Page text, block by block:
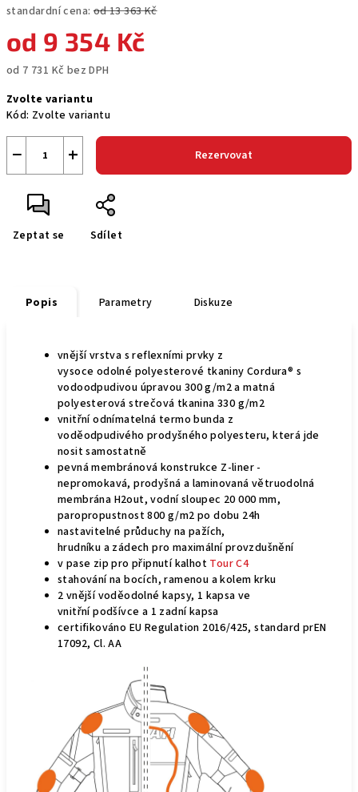
standardní cena: od 13 363 Kč
od 9 354 Kč
od 7 731 Kč bez DPH
cena:
Zvolte variantu
Kód: Zvolte variantu
+
− Rezervovat
Zeptat se Sdílet
Popis Parametry Diskuze
vnější vrstva s reflexními prvky z
vysoce odolné polyesterové tkaniny Cordura® s
vodoodpudivou úpravou 300 g/m2 a matná
polyesterová strečová tkanina 330 g/m2
vnitřní odnímatelná termo bunda z
voděodpudivého prodyšného polyesteru, která jde
nosit samostatně
pevná membránová konstrukce Z-liner -
nepromokavá, prodyšná a laminovaná větruodolná
membrána H2out, vodní sloupec 20 000 mm,
paropropustnost 800 g/m2 po dobu 24h
nastavitelné průduchy na pažích,
hrudníku a zádech pro maximální provzdušnění
v pase zip pro připnutí kalhot Tour C4
stahování na bocích, ramenou a kolem krku
2 vnější voděodolné kapsy, 1 kapsa ve
vnitřní podšívce a 1 zadní kapsa
certifikováno EU Regulation 2016/425, standard prEN
17092, Cl. AA